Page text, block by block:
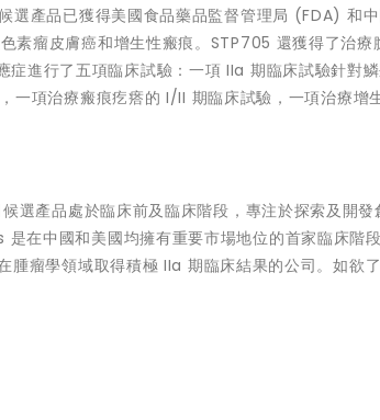
產品已獲得美國食品藥品監督管理局 (FDA) 和
素瘤皮膚癌和增生性瘢痕。STP705 還獲得了治療
進行了五項臨床試驗：一項 IIa 期臨床試驗針對
項治療瘢痕疙瘩的 I/II 期臨床試驗，一項治療增
產品處於臨床前及臨床階段，專注於探索及開發
在中國和美國均擁有重要市場地位的首家臨床階
瘤學領域取得積極 IIa 期臨床結果的公司。如欲